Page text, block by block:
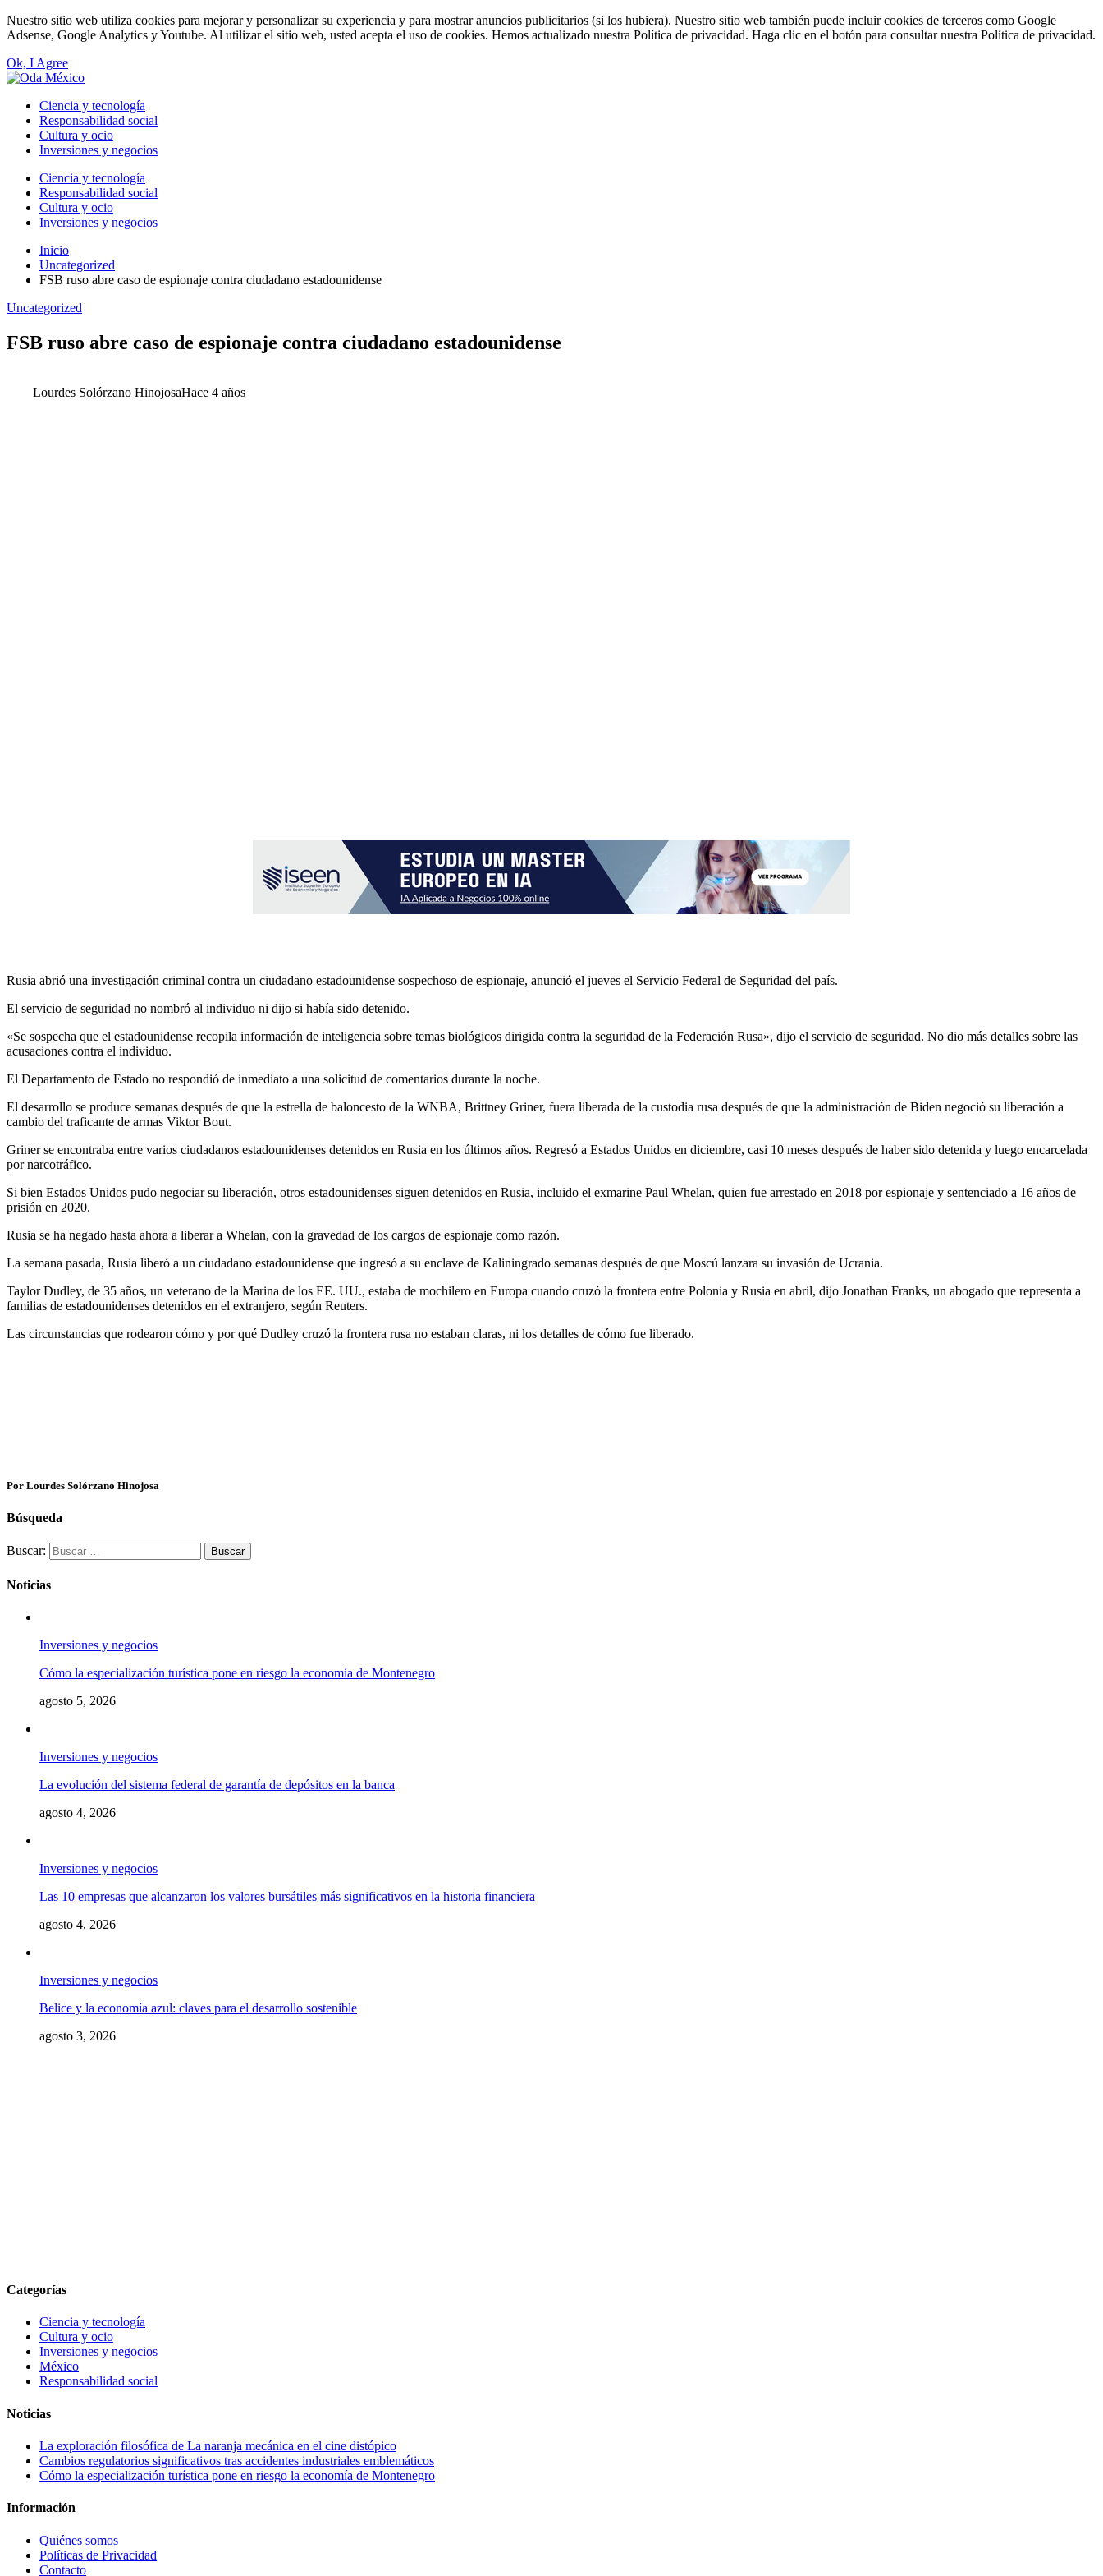
Nuestro sitio web utiliza cookies para mejorar y personalizar su experiencia y para mostrar anuncios publicitarios (si los hubiera). Nuestro sitio web también puede incluir cookies de terceros como Google
Adsense, Google Analytics y Youtube. Al utilizar el sitio web, usted acepta el uso de cookies. Hemos actualizado nuestra Política de privacidad. Haga clic en el botón para consultar nuestra Política de privacidad.
Ok, I Agree
Ciencia y tecnología
Responsabilidad social
Cultura y ocio
Inversiones y negocios
Ciencia y tecnología
Responsabilidad social
Cultura y ocio
Inversiones y negocios
Inicio
Uncategorized
FSB ruso abre caso de espionaje contra ciudadano estadounidense
Uncategorized
FSB ruso abre caso de espionaje contra ciudadano estadounidense
Lourdes Solórzano HinojosaHace 4 años
Rusia abrió una investigación criminal contra un ciudadano estadounidense sospechoso de espionaje, anunció el jueves el Servicio Federal de Seguridad del país.
El servicio de seguridad no nombró al individuo ni dijo si había sido detenido.
«Se sospecha que el estadounidense recopila información de inteligencia sobre temas biológicos dirigida contra la seguridad de la Federación Rusa», dijo el servicio de seguridad. No dio más detalles sobre las
acusaciones contra el individuo.
El Departamento de Estado no respondió de inmediato a una solicitud de comentarios durante la noche.
El desarrollo se produce semanas después de que la estrella de baloncesto de la WNBA, Brittney Griner, fuera liberada de la custodia rusa después de que la administración de Biden negoció su liberación a
cambio del traficante de armas Viktor Bout.
Griner se encontraba entre varios ciudadanos estadounidenses detenidos en Rusia en los últimos años. Regresó a Estados Unidos en diciembre, casi 10 meses después de haber sido detenida y luego encarcelada
por narcotráfico.
Si bien Estados Unidos pudo negociar su liberación, otros estadounidenses siguen detenidos en Rusia, incluido el exmarine Paul Whelan, quien fue arrestado en 2018 por espionaje y sentenciado a 16 años de
prisión en 2020.
Rusia se ha negado hasta ahora a liberar a Whelan, con la gravedad de los cargos de espionaje como razón.
La semana pasada, Rusia liberó a un ciudadano estadounidense que ingresó a su enclave de Kaliningrado semanas después de que Moscú lanzara su invasión de Ucrania.
Taylor Dudley, de 35 años, un veterano de la Marina de los EE. UU., estaba de mochilero en Europa cuando cruzó la frontera entre Polonia y Rusia en abril, dijo Jonathan Franks, un abogado que representa a
familias de estadounidenses detenidos en el extranjero, según Reuters.
Las circunstancias que rodearon cómo y por qué Dudley cruzó la frontera rusa no estaban claras, ni los detalles de cómo fue liberado.
Por Lourdes Solórzano Hinojosa
Búsqueda
Buscar:
Noticias
Inversiones y negocios
Cómo la especialización turística pone en riesgo la economía de Montenegro
agosto 5, 2026
Inversiones y negocios
La evolución del sistema federal de garantía de depósitos en la banca
agosto 4, 2026
Inversiones y negocios
Las 10 empresas que alcanzaron los valores bursátiles más significativos en la historia financiera
agosto 4, 2026
Inversiones y negocios
Belice y la economía azul: claves para el desarrollo sostenible
agosto 3, 2026
Categorías
Ciencia y tecnología
Cultura y ocio
Inversiones y negocios
México
Responsabilidad social
Noticias
La exploración filosófica de La naranja mecánica en el cine distópico
Cambios regulatorios significativos tras accidentes industriales emblemáticos
Cómo la especialización turística pone en riesgo la economía de Montenegro
Información
Quiénes somos
Políticas de Privacidad
Contacto